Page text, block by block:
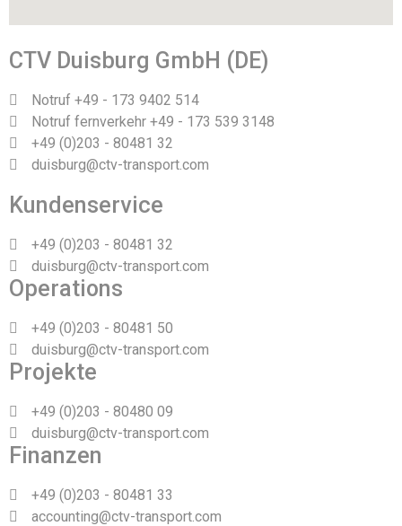
CTV Duisburg GmbH (DE)
Notruf +49 - 173 9402 514
Notruf fernverkehr +49 - 173 539 3148
+49 (0)203 - 80481 32
duisburg@ctv-transport.com
Kundenservice
+49 (0)203 - 80481 32
duisburg@ctv-transport.com
Operations
+49 (0)203 - 80481 50
duisburg@ctv-transport.com
Projekte
+49 (0)203 - 80480 09
duisburg@ctv-transport.com
Finanzen
+49 (0)203 - 80481 33
accounting@ctv-transport.com